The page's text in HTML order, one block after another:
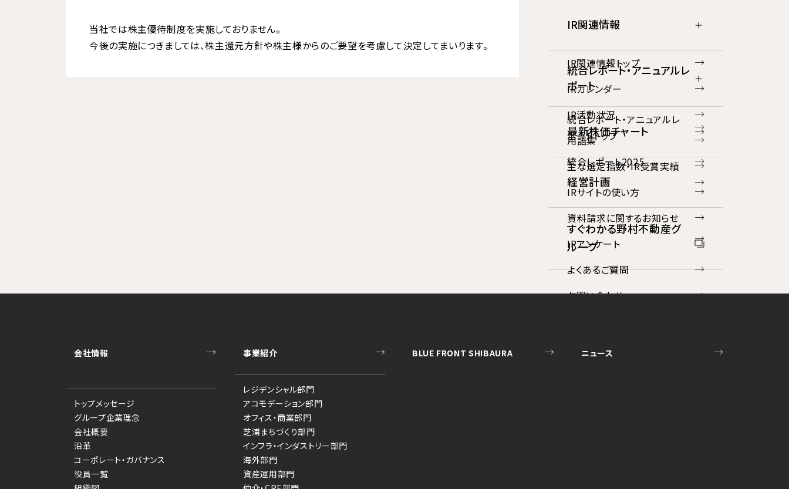
当社では株主優待制度を実施しておりません。
今後の実施につきましては、株主還元方針や株主様からのご要望を考慮して決定してまいります。
IR関連情報
IR関連情報トップ
IRカレンダー
IR活動状況
用語集
主な選定指数・IR受賞実績
IRサイトの使い方
資料請求に関するお知らせ
IRアンケート
よくあるご質問
お問い合わせ
ディスクロージャーポリシー
統合レポート・アニュアルレ
ポート
統合レポート・アニュアルレ
ポートトップ
統合レポート2025
最新株価チャート
経営計画
すぐわかる野村不動産グ
ループ
会社情報
トップメッセージ
グループ企業理念
会社概要
沿革
コーポレート・ガバナンス
役員一覧
事業紹介
レジデンシャル部門
アコモデーション部門
オフィス・商業部門
芝浦まちづくり部門
インフラ・インダストリー部門
海外部門
資産運用部門
BLUE FRONT SHIBAURA ニュース